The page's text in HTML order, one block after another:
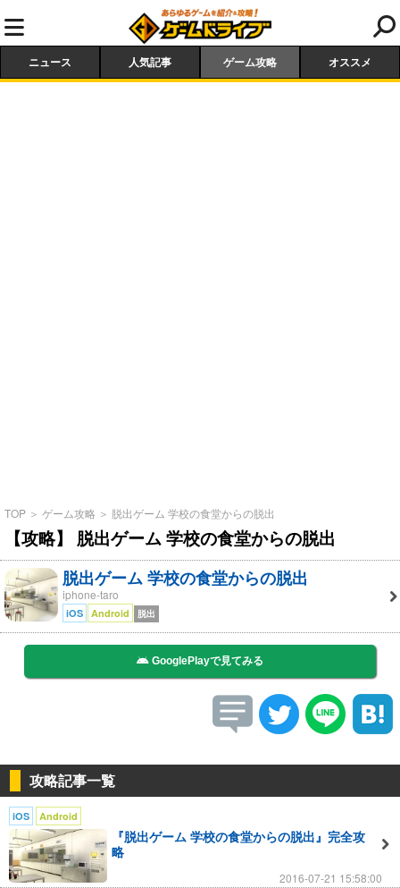
ニュース 人気記事 ゲーム攻略 オススメ
TOP ＞ ゲーム攻略 ＞ 脱出ゲーム 学校の食堂からの脱出
【攻略】 脱出ゲーム 学校の食堂からの脱出
脱出ゲーム 学校の食堂からの脱出
iphone-taro
iOS Android 脱出
GooglePlayで見てみる
攻略記事一覧
iOS Android
『脱出ゲーム 学校の食堂からの脱出』完全攻
略
2016-07-21 15:58:00